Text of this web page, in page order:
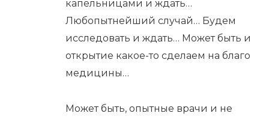
капельницами и ждать…
Любопытнейший случай… Будем
исследовать и ждать… Может быть и
открытие какое-то сделаем на благо
медицины…
Может быть, опытные врачи и не